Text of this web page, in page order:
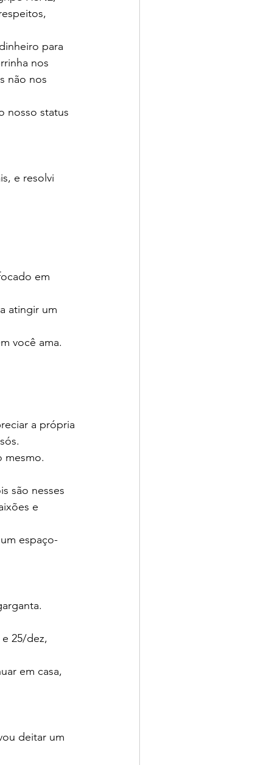
para
nos
não nos
nosso status
e resolvi
em
atingir um
você ama.
a própria
mesmo.
são nesses
e
espaço-
25/dez,
em casa,
deitar um